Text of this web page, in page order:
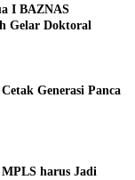
I BAZNAS
Gelar Doktoral
Generasi Panca
harus Jadi